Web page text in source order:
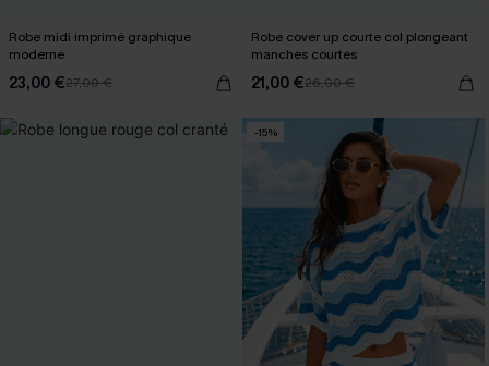
Robe midi imprimé graphique
moderne
23,00 €27,00 €
Robe cover up courte col plongeant
manches courtes
21,00 €26,00 €
-15%